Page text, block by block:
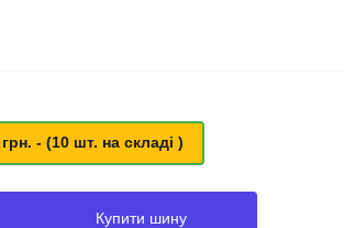
- (10 шт. на складі )
Купити шину